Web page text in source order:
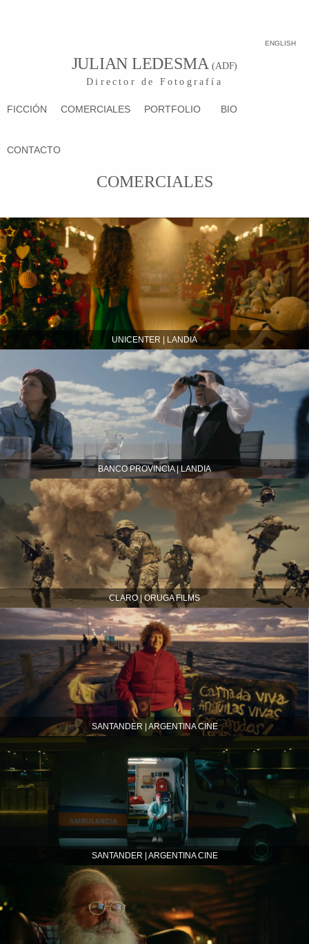
ENGLISH
JULIAN LEDESMA(ADF)
Director de Fotografía
FICCIÓN COMERCIALES PORTFOLIO BIO
CONTACTO
COMERCIALES
UNICENTER | LANDIA
BANCO PROVINCIA | LANDIA
CLARO | ORUGA FILMS
SANTANDER | ARGENTINA CINE
SANTANDER | ARGENTINA CINE